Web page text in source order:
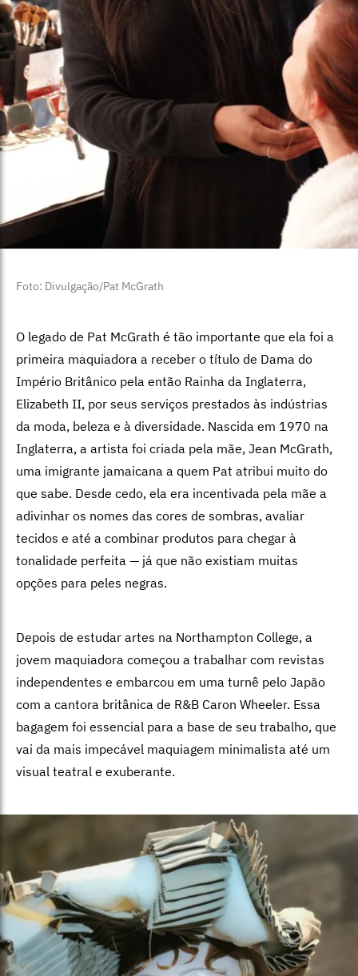
Foto: Divulgação/Pat McGrath
O legado de Pat McGrath é tão importante que ela foi a
primeira maquiadora a receber o título de Dama do
Império Britânico pela então Rainha da Inglaterra,
Elizabeth II, por seus serviços prestados às indústrias
da moda, beleza e à diversidade. Nascida em 1970 na
Inglaterra, a artista foi criada pela mãe, Jean McGrath,
uma imigrante jamaicana a quem Pat atribui muito do
que sabe. Desde cedo, ela era incentivada pela mãe a
adivinhar os nomes das cores de sombras, avaliar
tecidos e até a combinar produtos para chegar à
tonalidade perfeita — já que não existiam muitas
opções para peles negras.
Depois de estudar artes na Northampton College, a
jovem maquiadora começou a trabalhar com revistas
independentes e embarcou em uma turnê pelo Japão
com a cantora britânica de R&B Caron Wheeler. Essa
bagagem foi essencial para a base de seu trabalho, que
vai da mais impecável maquiagem minimalista até um
visual teatral e exuberante.